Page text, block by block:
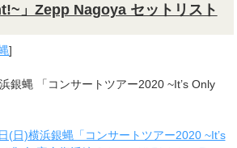
」Zepp Nagoya セットリスト
]
銀蝿 「コンサートツアー2020 ~It’s Only
(日)横浜銀蝿「コンサートツアー2020 ~It’s